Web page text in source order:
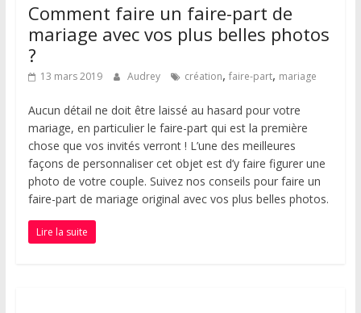
Comment faire un faire-part de
mariage avec vos plus belles photos
?
13 mars 2019 Audrey création, faire-part, mariage
Aucun détail ne doit être laissé au hasard pour votre
mariage, en particulier le faire-part qui est la première
chose que vos invités verront ! L’une des meilleures
façons de personnaliser cet objet est d’y faire figurer une
photo de votre couple. Suivez nos conseils pour faire un
faire-part de mariage original avec vos plus belles photos.
Lire la suite